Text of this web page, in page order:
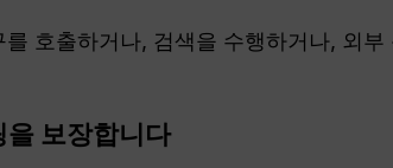
호출하거나, 검색을 수행하거나, 외
을 보장합니다